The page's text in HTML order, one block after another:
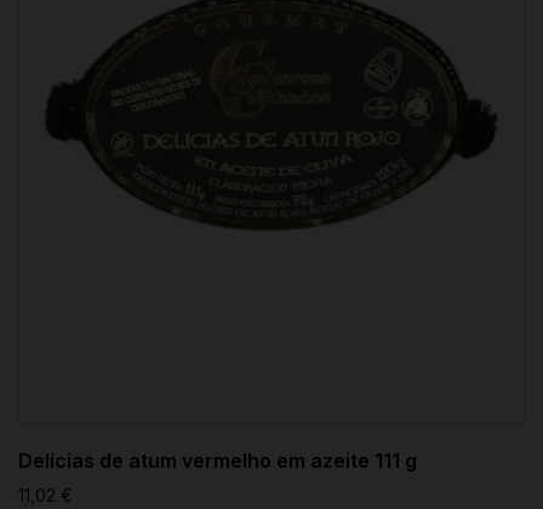
Delícias de atum vermelho em azeite 111 g
11,02 €